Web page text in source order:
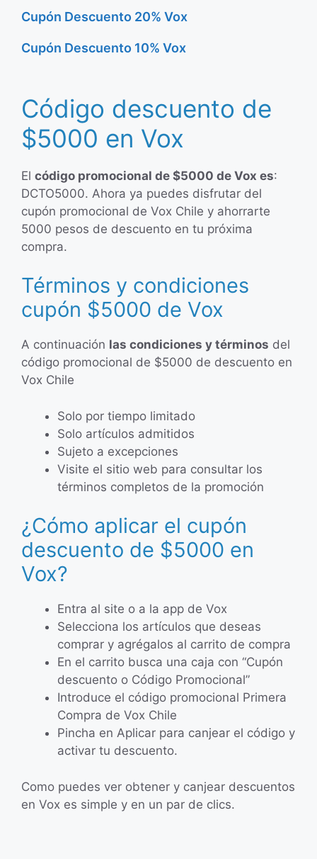
Cupón Descuento 20% Vox
Cupón Descuento 10% Vox
Código descuento de
$5000 en Vox
El código promocional de $5000 de Vox es:
DCTO5000. Ahora ya puedes disfrutar del
cupón promocional de Vox Chile y ahorrarte
5000 pesos de descuento en tu próxima
compra.
Términos y condiciones
cupón $5000 de Vox
A continuación las condiciones y términos del
código promocional de $5000 de descuento en
Vox Chile
Solo por tiempo limitado
Solo artículos admitidos
Sujeto a excepciones
Visite el sitio web para consultar los
términos completos de la promoción
¿Cómo aplicar el cupón
descuento de $5000 en
Vox?
Entra al site o a la app de Vox
Selecciona los artículos que deseas
comprar y agrégalos al carrito de compra
En el carrito busca una caja con “Cupón
descuento o Código Promocional”
Introduce el código promocional Primera
Compra de Vox Chile
Pincha en Aplicar para canjear el código y
activar tu descuento.
Como puedes ver obtener y canjear descuentos
en Vox es simple y en un par de clics.